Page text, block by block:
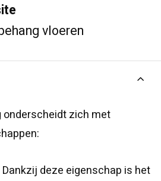
vloeren
onderscheidt zich met
deze eigenschap is het